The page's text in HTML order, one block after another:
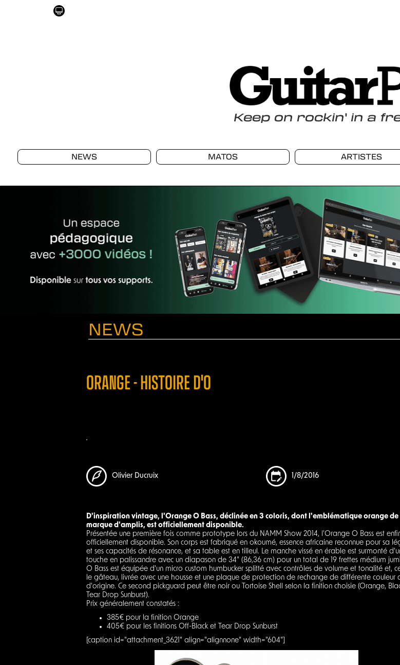
Keepon rockin' in a
NEWS MATOS ARTISTES
NEWS
ORANGE - HISTOIRE D'O
Olivier Ducruix 1/8/2016
D'inspiration vintage, l'Orange O Bass, déclinée en 3 coloris, dont l'emblématique orange de
marque d'amplis, est officiellement disponible.
Présentée une première fois comme prototype lors du NAMM Show 2014, l'Orange O Bass est
officiellement disponible. Son corps est fabriqué en okoumé, essence africaine reconnue pour sa
et ses capacités de résonance, et sa table est en tilleul. Le manche vissé en érable est surmonté
touche en palissandre avec un diapason de 34" (86,36 cm) pour un total de 19 frettes médium
O Bass est équipée d'un micro custom humbucker splitté avec contrôles de volume et tonalité et,
le gâteau, livrée avec une housse et une plaque de protection de rechange de différente couleur
d'origine. Ce second pickguard peut être noir ou Tortoise Shell selon la finition choisie (Orange,
Tear Drop Sunburst).
Prix généralement constatés :
385€ pour la finition Orange
405€ pour les finitions Off-Black et Tear Drop Sunburst
[caption id="attachment_3621" align="alignnone" width="604"]